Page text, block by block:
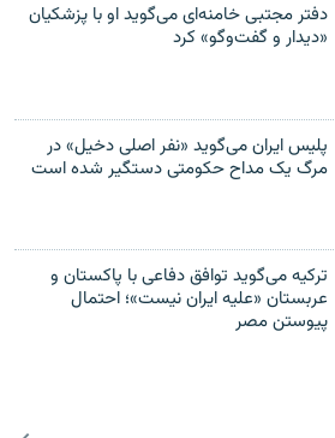
دفتر مجتبی خامنه‌ای می‌گوید او با پزشکیان
«دیدار و گفت‌وگو» کرد
پلیس ایران می‌گوید «نفر اصلی دخیل» در
مرگ یک مداح حکومتی دستگیر شده است
ترکیه می‌گوید توافق دفاعی با پاکستان و
عربستان «علیه ایران نیست»؛ احتمال
پیوستن مصر